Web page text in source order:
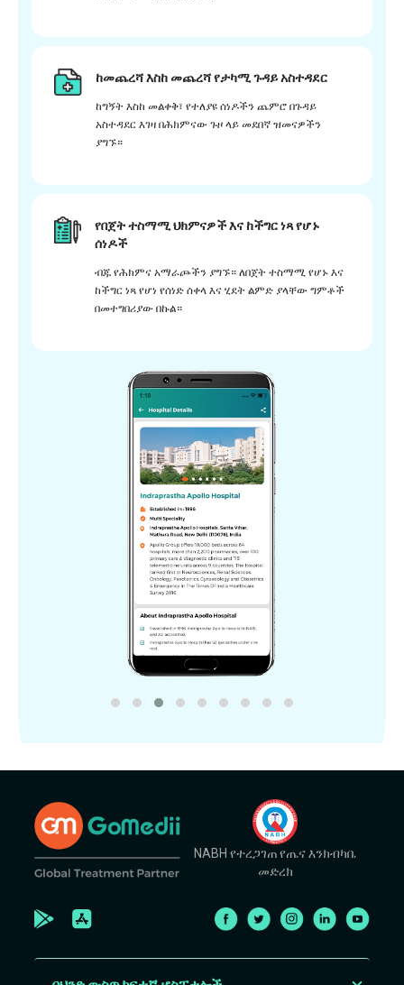
ከመጨረሻ እስከ መጨረሻ የታካሚ ጉዳይ አስተዳደር
ከግኝት እስከ መልቀቅ፣ የተለያዩ ሰነዶችን ጨምሮ በጉዳይ
አስተዳደር እገዛ በሕክምናው ጉዞ ላይ መደበኛ ዝመናዎችን
ያግኙ።
የበጀት ተስማሚ ህክምናዎች እና ከችግር ነጻ የሆኑ
ሰነዶች
ብጁ የሕክምና አማራጮችን ያግኙ። ለበጀት ተስማሚ የሆኑ እና
ከችግር ነጻ የሆነ የሰነድ ሰቀላ እና ሂደት ልምድ ያላቸው ግምቶች
በመተግበሪያው በኩል።
NABH የተረጋገጠ የጤና እንክብካቤ
መድረክ